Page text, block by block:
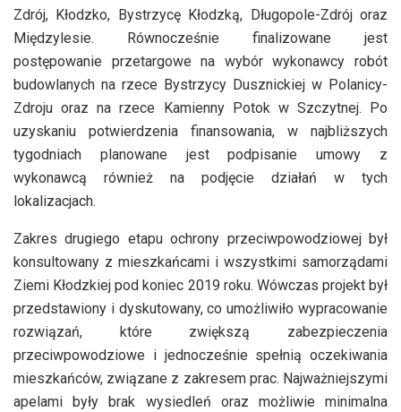
Zdrój, Kłodzko, Bystrzycę Kłodzką, Długopole-Zdrój oraz
Międzylesie. Równocześnie finalizowane jest
postępowanie przetargowe na wybór wykonawcy robót
budowlanych na rzece Bystrzycy Dusznickiej w Polanicy-
Zdroju oraz na rzece Kamienny Potok w Szczytnej. Po
uzyskaniu potwierdzenia finansowania, w najbliższych
tygodniach planowane jest podpisanie umowy z
wykonawcą również na podjęcie działań w tych
lokalizacjach.
Zakres drugiego etapu ochrony przeciwpowodziowej był
konsultowany z mieszkańcami i wszystkimi samorządami
Ziemi Kłodzkiej pod koniec 2019 roku. Wówczas projekt był
przedstawiony i dyskutowany, co umożliwiło wypracowanie
rozwiązań, które zwiększą zabezpieczenia
przeciwpowodziowe i jednocześnie spełnią oczekiwania
mieszkańców, związane z zakresem prac. Najważniejszymi
apelami były brak wysiedleń oraz możliwie minimalna